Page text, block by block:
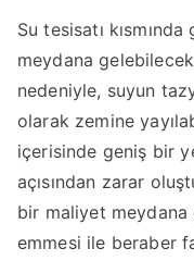
Su tesisatı
meydana
nedeniyle, suyun
olarak zemine
içerisinde geniş bir
açısından zarar
bir maliyet
emmesi ile beraber